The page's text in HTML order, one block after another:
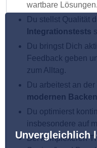
Unvergleichlich
wartbare Lösungen.
Du stellst Qualität
Integrationstests
Du bringst Dich
Feedback geben
zum Alltag.
Du arbeitest an der
modernen
Du optimierst
insbesondere auf
Bei komplexeren